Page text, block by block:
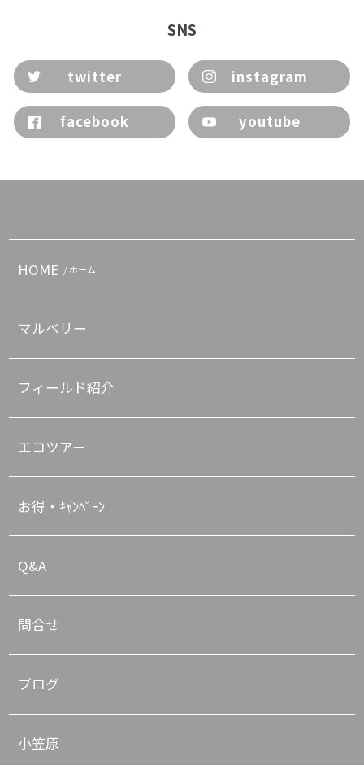
SNS
twitter instagram
facebook youtube
HOME / ホーム
マルベリー
フィールド紹介
エコツアー
お得・ｷｬﾝﾍﾟｰﾝ
Q&A
問合せ
ブログ
小笠原